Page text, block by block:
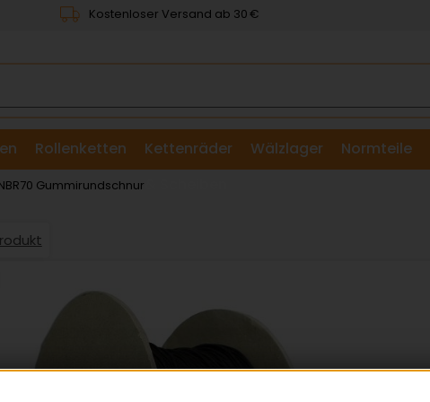
Kostenloser Versand ab 30 €
Rollenketten
Kettenräder
Wälzlager Normteile
Gummirundschnur